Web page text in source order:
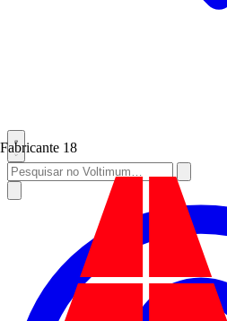
Fabricante 18